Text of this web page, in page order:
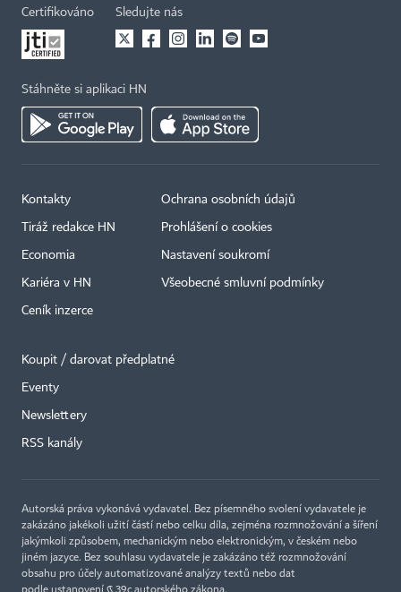
Certifikováno Sledujte nás
Stáhněte si aplikaci HN
Kontakty
Tiráž redakce HN
Economia
Kariéra v HN
Ceník inzerce
Ochrana osobních údajů
Prohlášení o cookies
Nastavení soukromí
Všeobecné smluvní podmínky
Koupit / darovat předplatné
Eventy
Newslettery
RSS kanály
Autorská práva vykonává vydavatel. Bez písemného svolení vydavatele je
zakázáno jakékoli užití částí nebo celku díla, zejména rozmnožování a šíření
jakýmkoli způsobem, mechanickým nebo elektronickým, v českém nebo
jiném jazyce. Bez souhlasu vydavatele je zakázáno též rozmnožování
obsahu pro účely automatizované analýzy textů nebo dat